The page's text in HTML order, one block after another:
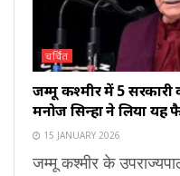
चर्चित
जम्मू कश्मीर में 5 सरकारी
मनोज सिन्हा ने लिया यह
15 JANUARY 2026
जम्मू कश्मीर के